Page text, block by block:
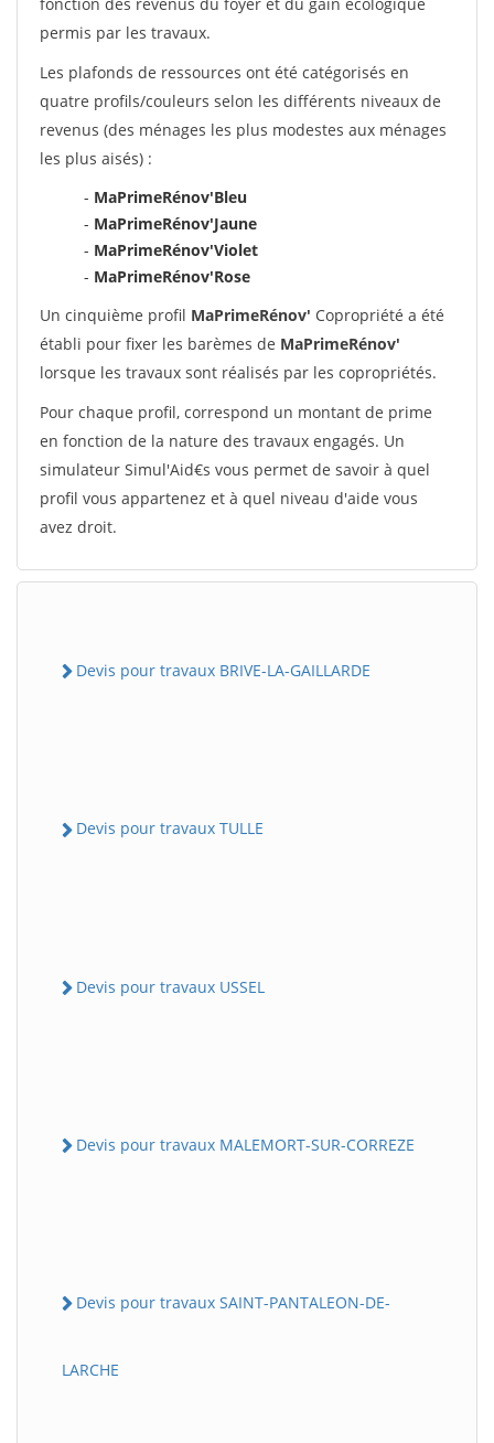
permis par les travaux.
Les plafonds de ressources ont été catégorisés en
quatre profils/couleurs selon les différents niveaux de
revenus (des ménages les plus modestes aux ménages
les plus aisés) :
- MaPrimeRénov'Bleu
- MaPrimeRénov'Jaune
- MaPrimeRénov'Violet
- MaPrimeRénov'Rose
Un cinquième profil MaPrimeRénov' Copropriété a été
établi pour fixer les barèmes de MaPrimeRénov'
lorsque les travaux sont réalisés par les copropriétés.
Pour chaque profil, correspond un montant de prime
en fonction de la nature des travaux engagés. Un
simulateur Simul'Aid€s vous permet de savoir à quel
profil vous appartenez et à quel niveau d'aide vous
avez droit.
Devis pour travaux BRIVE-LA-GAILLARDE
Devis pour travaux TULLE
Devis pour travaux USSEL
Devis pour travaux MALEMORT-SUR-CORREZE
Devis pour travaux SAINT-PANTALEON-DE-
LARCHE